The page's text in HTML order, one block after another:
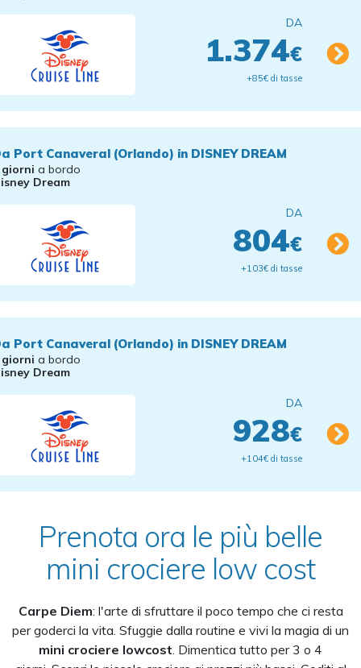
DA
1.374€
+85€ di tasse
Port Canaveral (Orlando) in DISNEY DREAM
giorni a bordo
Dream
DA
804€
+103€ di tasse
Port Canaveral (Orlando) in DISNEY DREAM
giorni a bordo
Dream
DA
928€
+104€ di tasse
Prenota ora le più belle
mini crociere low cost
Carpe Diem: l'arte di sfruttare il poco tempo che ci resta
per goderci la vita. Sfuggie dalla routine e vivi la magia di un
mini crociere lowcost. Dimentica tutto per 3 o 4